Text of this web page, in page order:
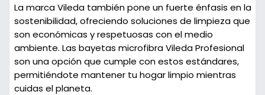
La marca Vileda también pone un fuerte énfasis en la
sostenibilidad, ofreciendo soluciones de limpieza que
son económicas y respetuosas con el medio
ambiente. Las bayetas microfibra Vileda Profesional
son una opción que cumple con estos estándares,
permitiéndote mantener tu hogar limpio mientras
cuidas el planeta.